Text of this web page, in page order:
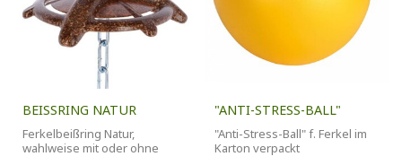
BEISSRING NATUR
Ferkelbeißring Natur,
wahlweise mit oder ohne
"ANTI-STRESS-BALL"
"Anti-Stress-Ball" f. Ferkel im
Karton verpackt